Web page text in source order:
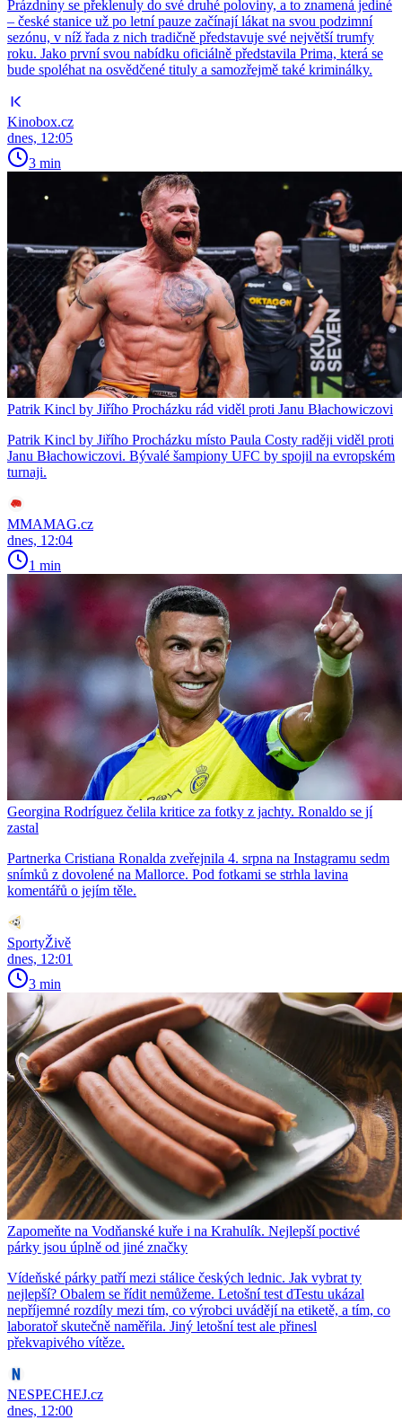
Prázdniny se překlenuly do své druhé poloviny, a to znamená jediné
– české stanice už po letní pauze začínají lákat na svou podzimní
sezónu, v níž řada z nich tradičně představuje své největší trumfy
roku. Jako první svou nabídku oficiálně představila Prima, která se
bude spoléhat na osvědčené tituly a samozřejmě také kriminálky.
Kinobox.cz
dnes, 12:05
3 min
Patrik Kincl by Jiřího Procházku rád viděl proti Janu Błachowiczovi
Patrik Kincl by Jiřího Procházku místo Paula Costy raději viděl proti
Janu Błachowiczovi. Bývalé šampiony UFC by spojil na evropském
turnaji.
MMAMAG.cz
dnes, 12:04
1 min
Georgina Rodríguez čelila kritice za fotky z jachty. Ronaldo se jí
zastal
Partnerka Cristiana Ronalda zveřejnila 4. srpna na Instagramu sedm
snímků z dovolené na Mallorce. Pod fotkami se strhla lavina
komentářů o jejím těle.
SportyŽivě
dnes, 12:01
3 min
Zapomeňte na Vodňanské kuře i na Krahulík. Nejlepší poctivé
párky jsou úplně od jiné značky
Vídeňské párky patří mezi stálice českých lednic. Jak vybrat ty
nejlepší? Obalem se řídit nemůžeme. Letošní test dTestu ukázal
nepříjemné rozdíly mezi tím, co výrobci uvádějí na etiketě, a tím, co
laboratoř skutečně naměřila. Jiný letošní test ale přinesl
překvapivého vítěze.
NESPECHEJ.cz
dnes, 12:00